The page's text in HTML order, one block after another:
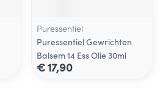
Puressentiel
Puressentiel Gewrichten
Balsem 14 Ess Olie 30ml
€ 17,90